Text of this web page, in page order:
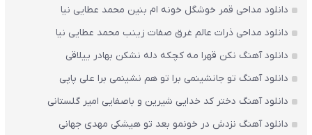
دانلود مداحی قمر خوشگل خونه ام بنین محمد عطایی نیا
دانلود مداحی ذرات عالم غرق صفات زینب محمد عطایی نیا
دانلود آهنگ نکن قهرا مه کچکه دله نشکن بهادر ییلاقی
دانلود آهنگ تو جانشینمی برا تو هم نشینمی برا علی پاپی
دانلود آهنگ دختر کد خدایی شیرین و باصفایی امیر گلستانی
دانلود آهنگ نزدش در خونمو بعد تو هیشکی مهدی جهانی